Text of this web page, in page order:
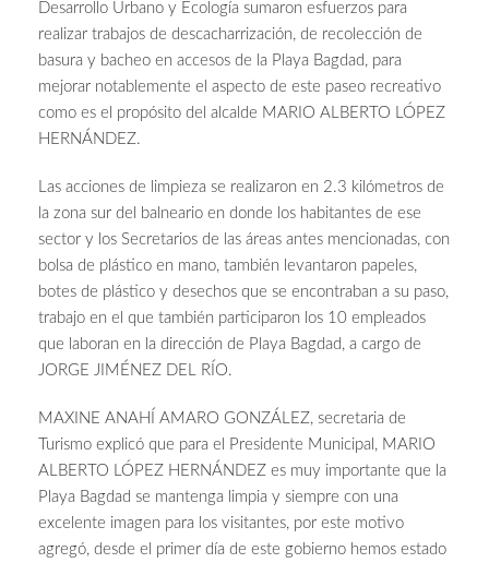
Desarrollo Urbano y Ecología sumaron esfuerzos para
realizar trabajos de descacharrización, de recolección de
basura y bacheo en accesos de la Playa Bagdad, para
mejorar notablemente el aspecto de este paseo recreativo
como es el propósito del alcalde MARIO ALBERTO LÓPEZ
HERNÁNDEZ.
Las acciones de limpieza se realizaron en 2.3 kilómetros de
la zona sur del balneario en donde los habitantes de ese
sector y los Secretarios de las áreas antes mencionadas, con
bolsa de plástico en mano, también levantaron papeles,
botes de plástico y desechos que se encontraban a su paso,
trabajo en el que también participaron los 10 empleados
que laboran en la dirección de Playa Bagdad, a cargo de
JORGE JIMÉNEZ DEL RÍO.
MAXINE ANAHÍ AMARO GONZÁLEZ, secretaria de
Turismo explicó que para el Presidente Municipal, MARIO
ALBERTO LÓPEZ HERNÁNDEZ es muy importante que la
Playa Bagdad se mantenga limpia y siempre con una
excelente imagen para los visitantes, por este motivo
agregó, desde el primer día de este gobierno hemos estado